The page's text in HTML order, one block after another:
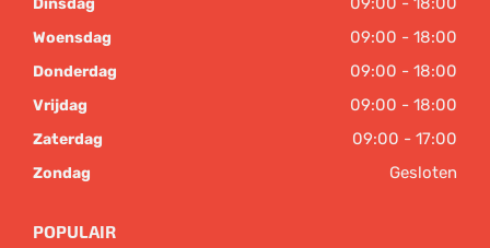
Dinsdag
Woensdag 09:00 - 18:00
Donderdag 09:00 - 18:00
Vrijdag 09:00 - 18:00
Zaterdag 09:00 - 17:00
Zondag Gesloten
POPULAIR